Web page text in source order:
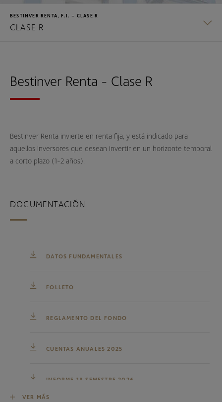
BESTINVER RENTA, F.I. – CLASE R
CLASE R
CLASE R
Bestinver Renta - Clase R
Bestinver Renta invierte en renta fija, y está indicado para
aquellos inversores que desean invertir en un horizonte temporal
a corto plazo (1-2 años).
DOCUMENTACIÓN
DATOS FUNDAMENTALES
FOLLETO
REGLAMENTO DEL FONDO
CUENTAS ANUALES 2025
INFORME 1º SEMESTRE 2026
VER MÁS